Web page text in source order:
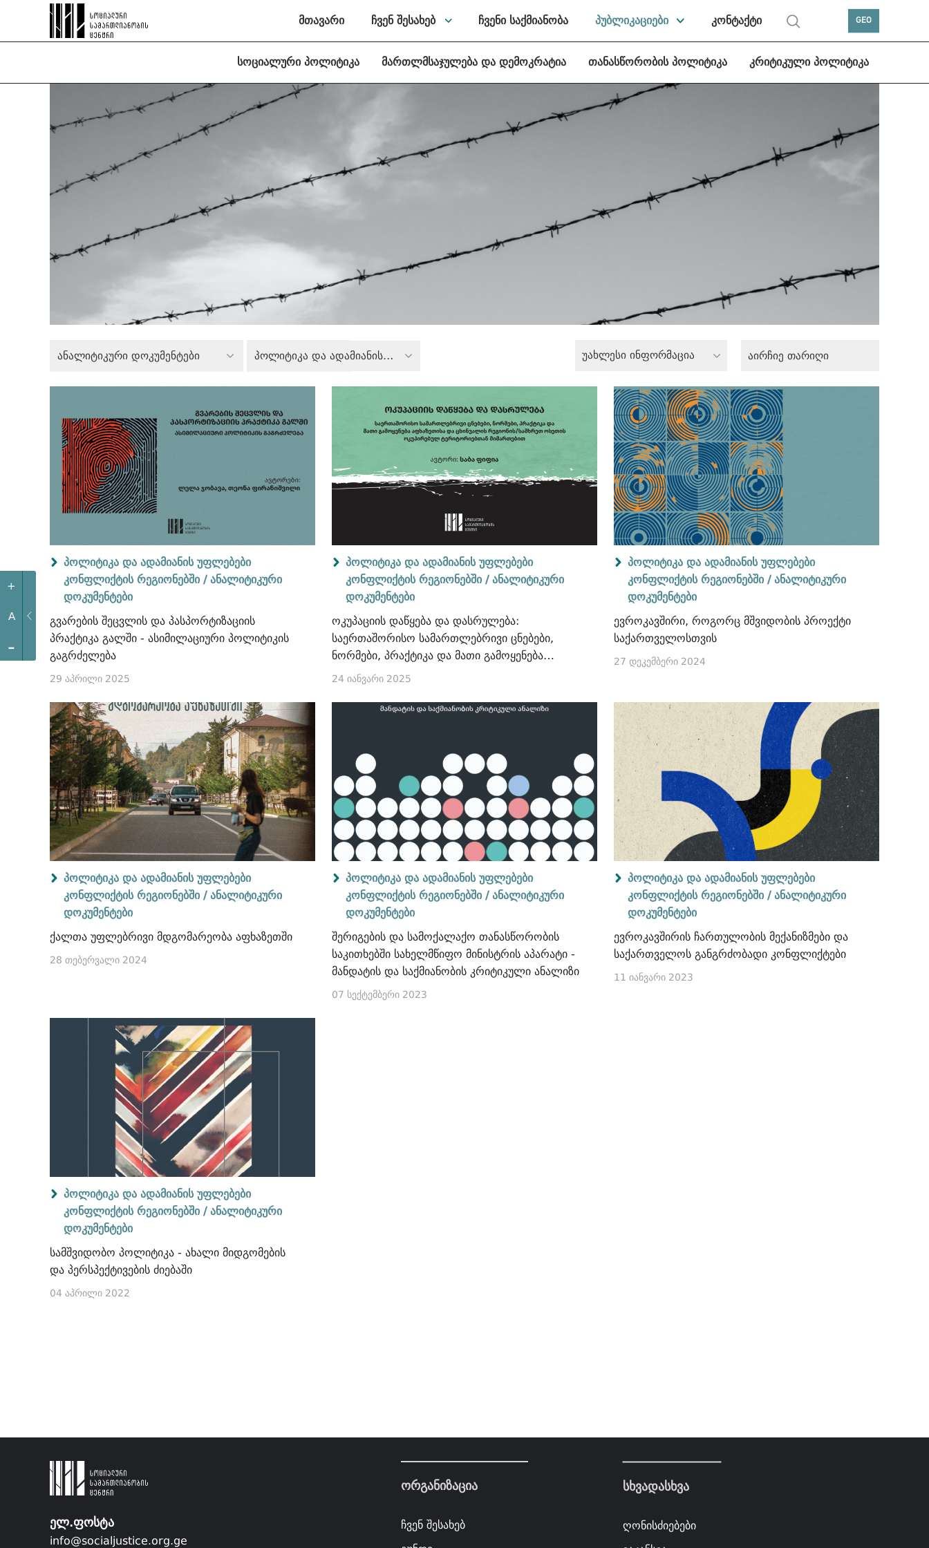
+
A
-
მთავარი ჩვენ შესახებ ჩვენი საქმიანობა პუბლიკაციები კონტაქტი GEO
სოციალური პოლიტიკა მართლმსაჯულება და დემოკრატია თანასწორობის პოლიტიკა კრიტიკული პოლიტიკა
ანალიტიკური დოკუმენტები პოლიტიკა და ადამიანის უფლებები კონფლიქტის რეგიონებში უახლესი ინფორმაცია
პოლიტიკა და ადამიანის უფლებები
კონფლიქტის რეგიონებში / ანალიტიკური
დოკუმენტები
გვარების შეცვლის და პასპორტიზაციის
პრაქტიკა გალში - ასიმილაციური პოლიტიკის
გაგრძელება
29 აპრილი 2025
პოლიტიკა და ადამიანის უფლებები
კონფლიქტის რეგიონებში / ანალიტიკური
დოკუმენტები
ოკუპაციის დაწყება და დასრულება:
საერთაშორისო სამართლებრივი ცნებები,
ნორმები, პრაქტიკა და მათი გამოყენება
აფხაზეთისა და ცხინვალის რეგიონის/სამხრეთ
მიმართებით
24 იანვარი 2025
პოლიტიკა და ადამიანის უფლებები
კონფლიქტის რეგიონებში / ანალიტიკური
დოკუმენტები
ევროკავშირი, როგორც მშვიდობის პროექტი
საქართველოსთვის
27 დეკემბერი 2024
პოლიტიკა და ადამიანის უფლებები
კონფლიქტის რეგიონებში / ანალიტიკური
დოკუმენტები
ქალთა უფლებრივი მდგომარეობა აფხაზეთში
28 თებერვალი 2024
პოლიტიკა და ადამიანის უფლებები
კონფლიქტის რეგიონებში / ანალიტიკური
დოკუმენტები
შერიგების და სამოქალაქო თანასწორობის
საკითხებში სახელმწიფო მინისტრის აპარატი -
მანდატის და საქმიანობის კრიტიკული ანალიზი
07 სექტემბერი 2023
პოლიტიკა და ადამიანის უფლებები
კონფლიქტის რეგიონებში / ანალიტიკური
დოკუმენტები
ევროკავშირის ჩართულობის მექანიზმები და
საქართველოს განგრძობადი კონფლიქტები
11 იანვარი 2023
პოლიტიკა და ადამიანის უფლებები
კონფლიქტის რეგიონებში / ანალიტიკური
დოკუმენტები
სამშვიდობო პოლიტიკა - ახალი მიდგომების
და პერსპექტივების ძიებაში
04 აპრილი 2022
ელ.ფოსტა
info@socialjustice.org.ge
ორგანიზაცია
ჩვენ შესახებ
სხვადასხვა
ღონისძიებები